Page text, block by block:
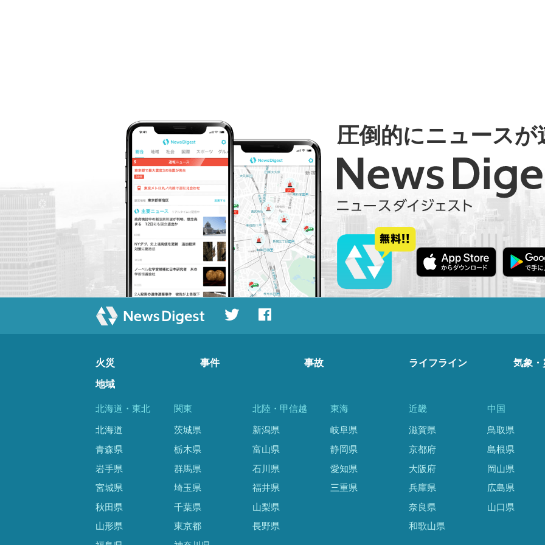
圧倒的にニュースが
火災 事件 事故 ライフライン 気象・
地域
北海道・東北
北海道
青森県
岩手県
宮城県
秋田県
山形県
関東
茨城県
栃木県
群馬県
埼玉県
千葉県
東京都
北陸・甲信越
新潟県
富山県
石川県
福井県
山梨県
長野県
東海
岐阜県
静岡県
愛知県
三重県
近畿
滋賀県
京都府
大阪府
兵庫県
奈良県
和歌山県
中国
鳥取県
島根県
岡山県
広島県
山口県